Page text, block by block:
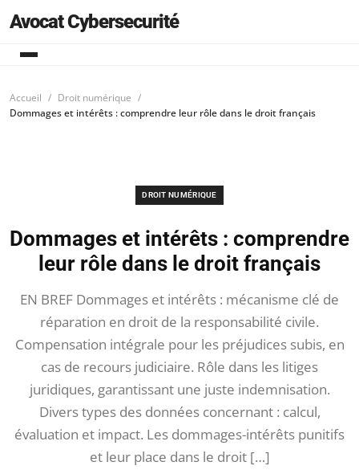
Avocat Cybersecurité
Accueil
Droit numérique
Dommages et intérêts : comprendre leur rôle dans le droit français
DROIT NUMÉRIQUE
Dommages et intérêts : comprendre
leur rôle dans le droit français
EN BREF Dommages et intérêts : mécanisme clé de
réparation en droit de la responsabilité civile.
Compensation intégrale pour les préjudices subis, en
cas de recours judiciaire. Rôle dans les litiges
juridiques, garantissant une juste indemnisation.
Divers types des données concernant : calcul,
évaluation et impact. Les dommages-intérêts punitifs
et leur place dans le droit […]